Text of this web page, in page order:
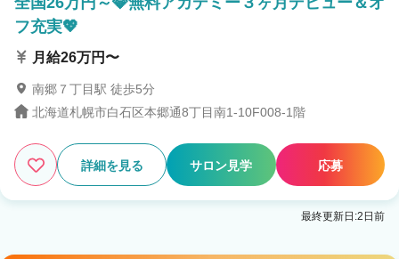
フ充実💖
月給26万円〜
南郷７丁目駅 徒歩5分
北海道札幌市白石区本郷通8丁目南1-10F008-1階
詳細を見る サロン見学 応募
最終更新日:2日前